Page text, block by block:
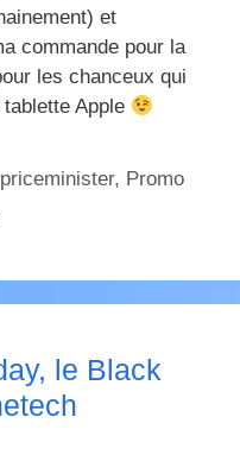
et
commande pour la
les chanceux qui
Apple
priceminister, Promo
le Black